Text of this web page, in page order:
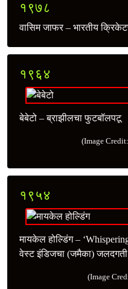
१९७८
वासिम जाफर – भारतीय
१९६४
बेबेटो – ब्राझीलचा फुटबॉलपटू
(Image Credit:
१९५४
मायकेल होल्डिंग –
वेस्ट इंडिजचा (जमैका) जलदगती
(Image